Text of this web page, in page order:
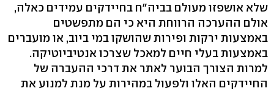
שלא אושפזו מעולם בביה"ח בחיידקים עמידים כאלה,
אולם ההערכה הרווחת היא כי הם מתפשטים
באמצעות ירקות ופירות שהושקו במי ביוב, או מועברים
באמצעות בעלי חיים למאכל שצרכו אנטיביוטיקה.
למרות הצורך הבוער לאתר את דרכי ההעברה של
החיידקים האלו ולפעול במהירות על מנת למנוע את